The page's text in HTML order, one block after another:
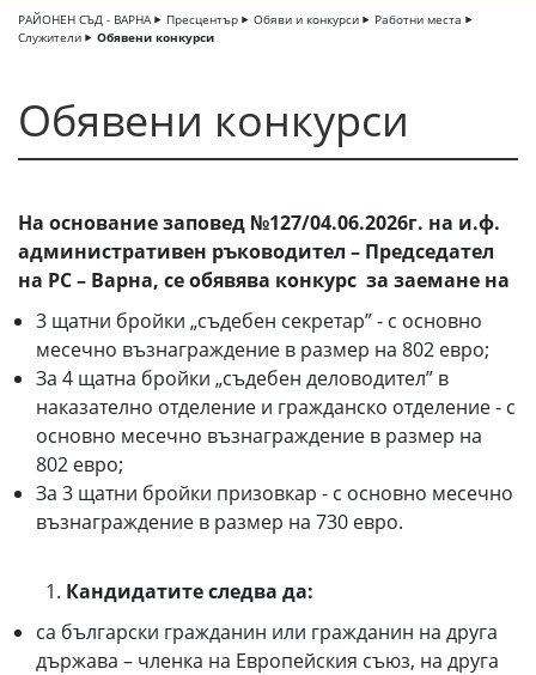
РАЙОНЕН СЪД - ВАРНА Пресцентър Обяви и конкурси
Работни места
Служители
Обявени конкурси
Обявени конкурси
На основание заповед №127/04.06.2026г. на и.ф.
административен ръководител – Председател
на РС – Варна, се обявява конкурс за заемане на
3 щатни бройки „съдебен секретар” - с основно
месечно възнаграждение в размер на 802 евро;
За 4 щатна бройки „съдебен деловодител” в
наказателно отделение и гражданско отделение - с
основно месечно възнаграждение в размер на
802 евро;
За 3 щатни бройки призовкар - с основно месечно
възнаграждение в размер на 730 евро.
Кандидатите следва да:
са български гражданин или гражданин на друга
държава – членка на Европейския съюз, на друга